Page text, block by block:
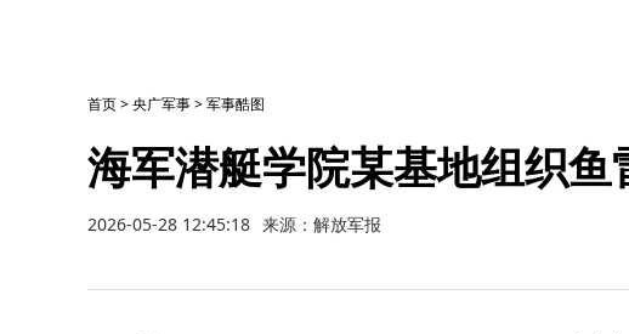
首页>央广军事>军事酷图
海军潜艇学院某基地组织
2026-05-28 12:45:18 来源：解放军报